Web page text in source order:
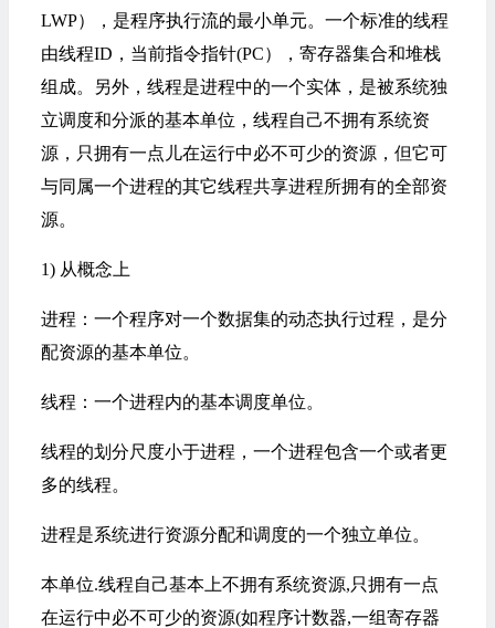
LWP），是程序执行流的最小单元。一个标准的线程
由线程ID，当前指令指针(PC）， 寄存器集合和堆栈
组成。另外，线程是进程中的一个实体，是被系统独
立调度和分派的基本单位，线程自己不拥有系统资
源，只拥有一点儿在运行中必不可少的资源，但它可
与同属一个进程的其它线程共享进程所拥有的全部资
源。
1) 从概念上
进程：一个程序对一个数据集的动态执行过程，是分
配资源的基本单位。
线程：一个进程内的基本调度单位。
线程的划分尺度小于进程，一个进程包含一个或者更
多的线程。
进程是系统进行资源分配和调度的一个独立单位。
本单位.线程自己基本上不拥有系统资源,只拥有一点
在运行中必不可少的资源(如程序计数器,一组寄存器